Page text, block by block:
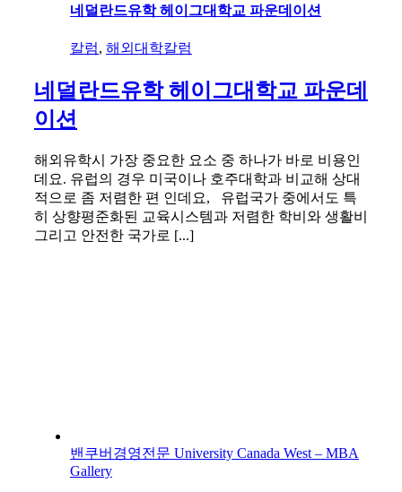
네덜란드유학 헤이그대학교 파운데이션
칼럼, 해외대학칼럼
네덜란드유학 헤이그대학교 파운데
이션
해외유학시 가장 중요한 요소 중 하나가 바로 비용인
데요. 유럽의 경우 미국이나 호주대학과 비교해 상대
적으로 좀 저렴한 편 인데요, 유럽국가 중에서도 특
히 상향평준화된 교육시스템과 저렴한 학비와 생활비
그리고 안전한 국가로 [...]
밴쿠버경영전문 University Canada West – MBA
Gallery